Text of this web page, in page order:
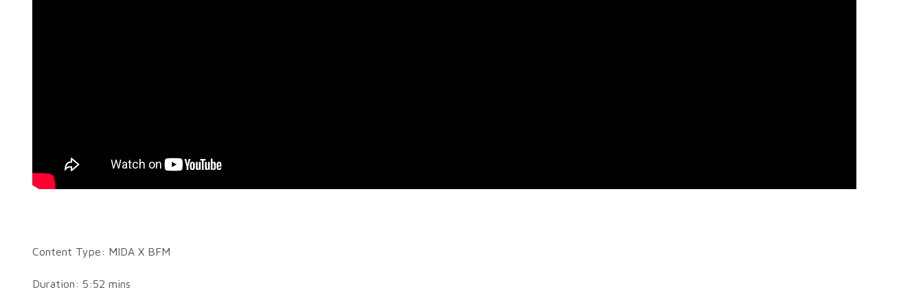
Content Type: MIDA X BFM
Duration: 5:52 mins